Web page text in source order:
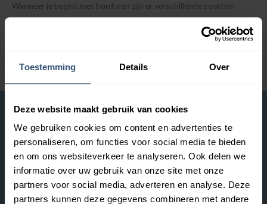
Toestemming Details Over
Deze website maakt gebruik van cookies
We gebruiken cookies om content en advertenties te
personaliseren, om functies voor social media te bieden
en om ons websiteverkeer te analyseren. Ook delen we
informatie over uw gebruik van onze site met onze
partners voor social media, adverteren en analyse. Deze
partners kunnen deze gegevens combineren met andere
Wanneer je begint met borduren zijn er verschillende soorten
borduurstoffen waaruit je kunt kiezen. Elke stof heeft zijn eigen […]
borduren?
Hobby Kampioen
Over ons
Mijn account
Algemene voorwaarden
Privacybeleid
Cookiebeleid